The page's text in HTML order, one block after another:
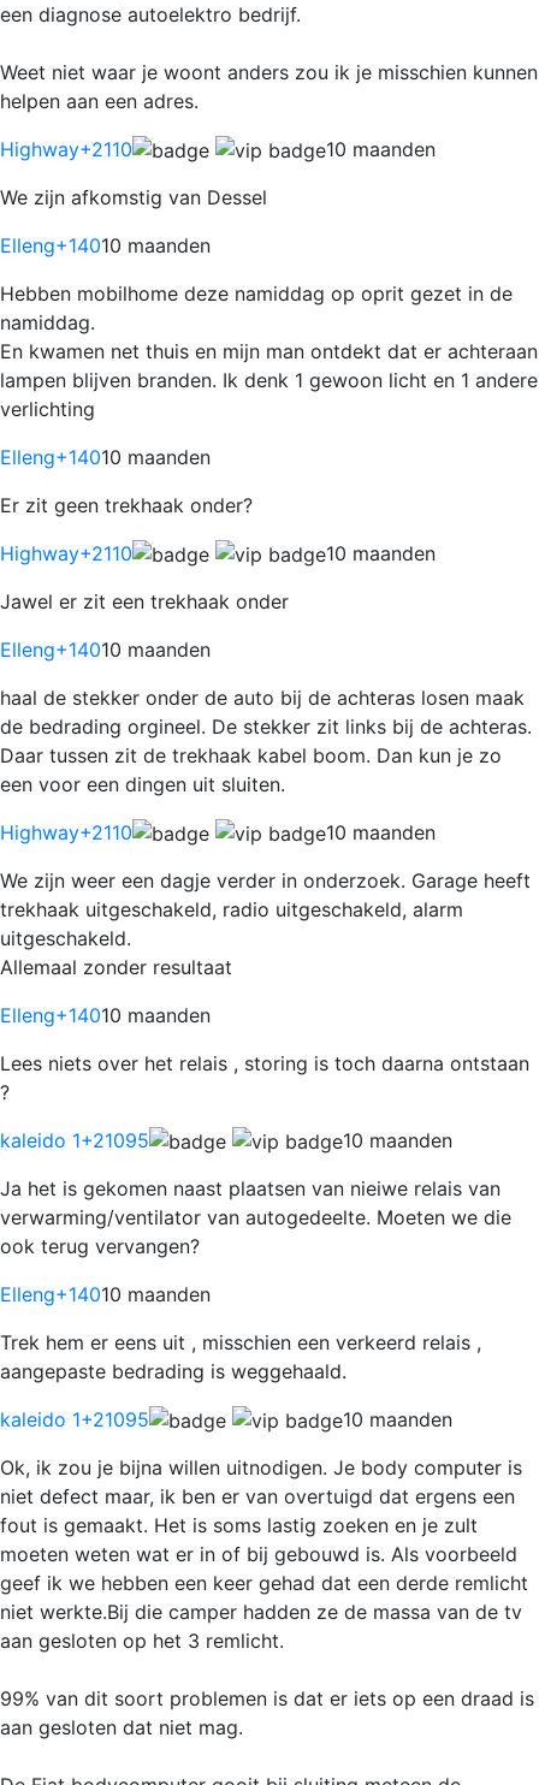
een diagnose autoelektro bedrijf.
Weet niet waar je woont anders zou ik je misschien kunnen
helpen aan een adres.
Highway+2110
10 maanden
We zijn afkomstig van Dessel
Elleng+14010 maanden
Hebben mobilhome deze namiddag op oprit gezet in de
namiddag.
En kwamen net thuis en mijn man ontdekt dat er achteraan
lampen blijven branden. Ik denk 1 gewoon licht en 1 andere
verlichting
Elleng+14010 maanden
Er zit geen trekhaak onder?
Highway+2110
10 maanden
Jawel er zit een trekhaak onder
Elleng+14010 maanden
haal de stekker onder de auto bij de achteras losen maak
de bedrading orgineel. De stekker zit links bij de achteras.
Daar tussen zit de trekhaak kabel boom. Dan kun je zo
een voor een dingen uit sluiten.
Highway+2110
10 maanden
We zijn weer een dagje verder in onderzoek. Garage heeft
trekhaak uitgeschakeld, radio uitgeschakeld, alarm
uitgeschakeld.
Allemaal zonder resultaat
Elleng+14010 maanden
Lees niets over het relais , storing is toch daarna ontstaan
?
kaleido 1+21095
10 maanden
Ja het is gekomen naast plaatsen van nieiwe relais van
verwarming/ventilator van autogedeelte. Moeten we die
ook terug vervangen?
Elleng+14010 maanden
Trek hem er eens uit , misschien een verkeerd relais ,
aangepaste bedrading is weggehaald.
kaleido 1+21095
10 maanden
Ok, ik zou je bijna willen uitnodigen. Je body computer is
niet defect maar, ik ben er van overtuigd dat ergens een
fout is gemaakt. Het is soms lastig zoeken en je zult
moeten weten wat er in of bij gebouwd is. Als voorbeeld
geef ik we hebben een keer gehad dat een derde remlicht
niet werkte.Bij die camper hadden ze de massa van de tv
aan gesloten op het 3 remlicht.
99% van dit soort problemen is dat er iets op een draad is
aan gesloten dat niet mag.